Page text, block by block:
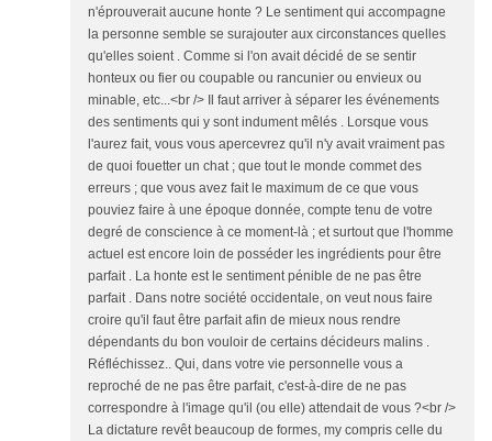
n'éprouverait aucune honte ? Le sentiment qui accompagne
la personne semble se surajouter aux circonstances quelles
qu'elles soient . Comme si l'on avait décidé de se sentir
honteux ou fier ou coupable ou rancunier ou envieux ou
minable, etc...<br /> Il faut arriver à séparer les événements
des sentiments qui y sont indument mêlés . Lorsque vous
l'aurez fait, vous vous apercevrez qu'il n'y avait vraiment pas
de quoi fouetter un chat ; que tout le monde commet des
erreurs ; que vous avez fait le maximum de ce que vous
pouviez faire à une époque donnée, compte tenu de votre
degré de conscience à ce moment-là ; et surtout que l'homme
actuel est encore loin de posséder les ingrédients pour être
parfait . La honte est le sentiment pénible de ne pas être
parfait . Dans notre société occidentale, on veut nous faire
croire qu'il faut être parfait afin de mieux nous rendre
dépendants du bon vouloir de certains décideurs malins .
Réfléchissez.. Qui, dans votre vie personnelle vous a
reproché de ne pas être parfait, c'est-à-dire de ne pas
correspondre à l'image qu'il (ou elle) attendait de vous ?<br />
La dictature revêt beaucoup de formes, my compris celle du